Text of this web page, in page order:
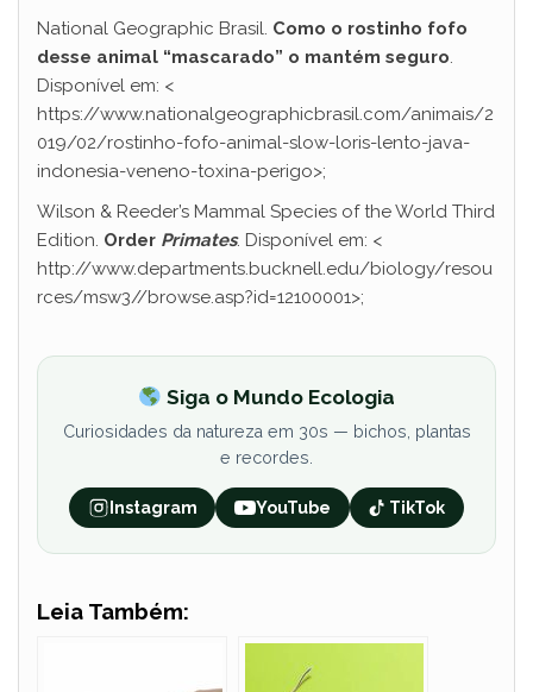
National Geographic Brasil. Como o rostinho fofo
desse animal “mascarado” o mantém seguro.
Disponível em: <
https://www.nationalgeographicbrasil.com/animais/2
019/02/rostinho-fofo-animal-slow-loris-lento-java-
indonesia-veneno-toxina-perigo>;
Wilson & Reeder’s Mammal Species of the World Third
Edition. Order Primates. Disponível em: <
http://www.departments.bucknell.edu/biology/resou
rces/msw3//browse.asp?id=12100001>;
Siga o Mundo Ecologia
Curiosidades da natureza em 30s — bichos, plantas
e recordes.
Instagram YouTube TikTok
Leia Também: